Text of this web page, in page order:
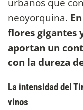
urbanos que
neoyorquina.
flores gigantes
aportan un
con la dureza
La intensidad del
vinos